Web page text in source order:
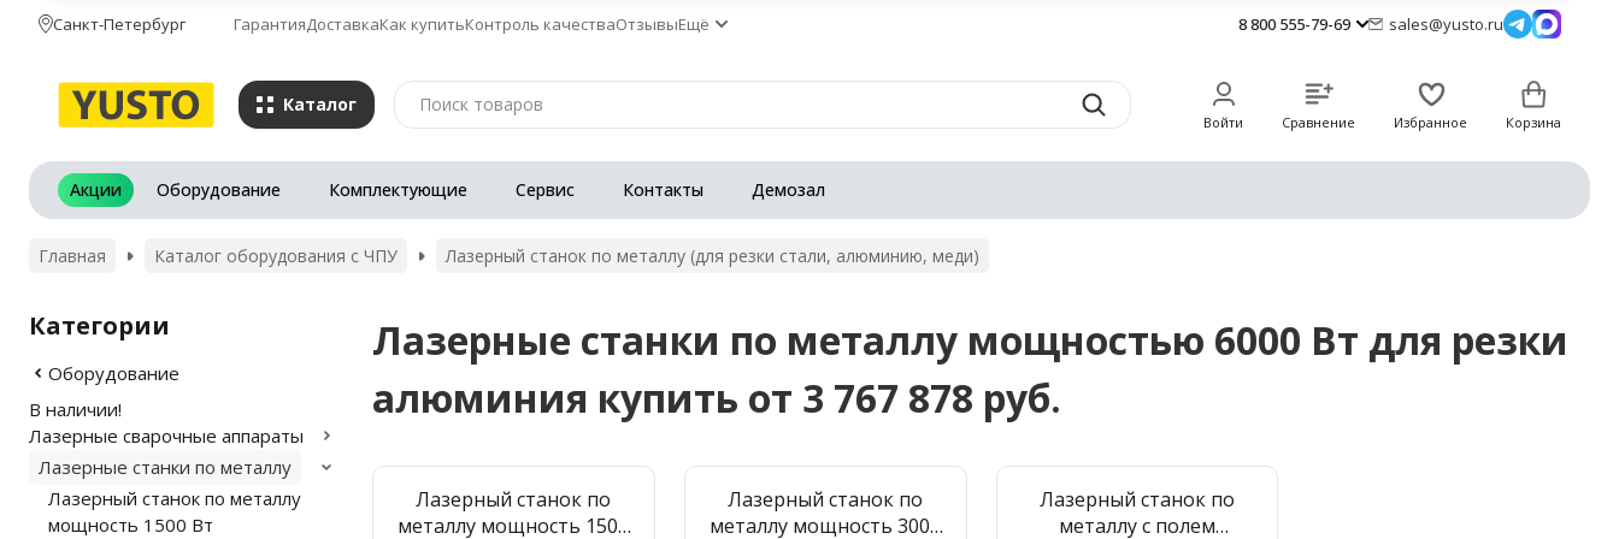
Санкт-Петербург ГарантияДоставкаКак купитьКонтроль качестваОтзывыЕщё 8 800 555-79-69 sales@yusto.ru
Каталог
Войти Сравнение Избранное Корзина
Акции Оборудование Комплектующие Сервис Контакты Демозал
Главная Каталог оборудования с ЧПУ Лазерный станок по металлу (для резки стали, алюминию, меди)
Лазерные станки по металлу мощностью 6000 Вт для резки
алюминия купить от 3 767 878 руб.
Лазерный станок по
металлу мощность 1500
Лазерный станок по
металлу мощность 3000
Лазерный станок по
металлу с полем
Категории
Оборудование
В наличии!
Лазерные сварочные аппараты
Лазерные станки по металлу
Лазерный станок по металлу
мощность 1500 Вт